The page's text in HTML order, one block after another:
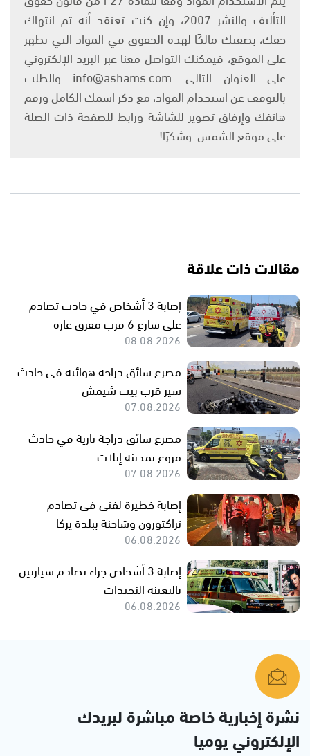
التأليف والنشر 2007، وإن كنت تعتقد أنه تم انتهاك
حقك، بصفتك مالكًا لهذه الحقوق في المواد التي تظهر
على الموقع، فيمكنك التواصل معنا عبر البريد الإلكتروني
على العنوان التالي: info@ashams.com والطلب
بالتوقف عن استخدام المواد، مع ذكر اسمك الكامل ورقم
هاتفك وإرفاق تصوير للشاشة ورابط للصفحة ذات الصلة
على موقع الشمس. وشكرًا!
مقالات ذات علاقة
إصابة 3 أشخاص في حادث تصادم
على شارع 6 قرب مفرق عارة
08.08.2026
مصرع سائق دراجة هوائية في حادث
سير قرب بيت شيمش
07.08.2026
مصرع سائق دراجة نارية في حادث
مروع بمدينة إيلات
07.08.2026
إصابة خطيرة لفتى في تصادم
تراكتورون وشاحنة ببلدة يركا
06.08.2026
إصابة 3 أشخاص جراء تصادم سيارتين
بالبعينة النجيدات
06.08.2026
نشرة إخبارية خاصة مباشرة لبريدك
الإلكتروني يوميا